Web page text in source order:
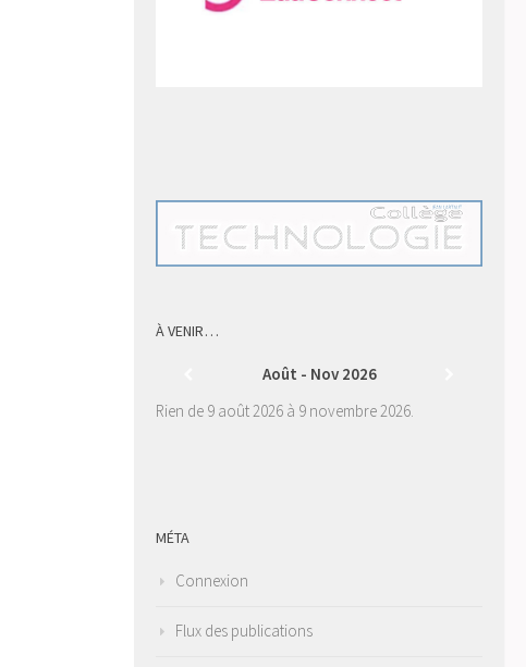
À VENIR…
Août - Nov 2026
Rien de 9 août 2026 à 9 novembre 2026.
MÉTA
Connexion
Flux des publications